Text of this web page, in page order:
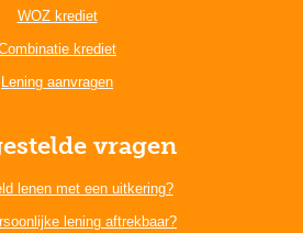
WOZ krediet
krediet
Lening aanvragen
vragen
lenen met een uitkering?
lening aftrekbaar?